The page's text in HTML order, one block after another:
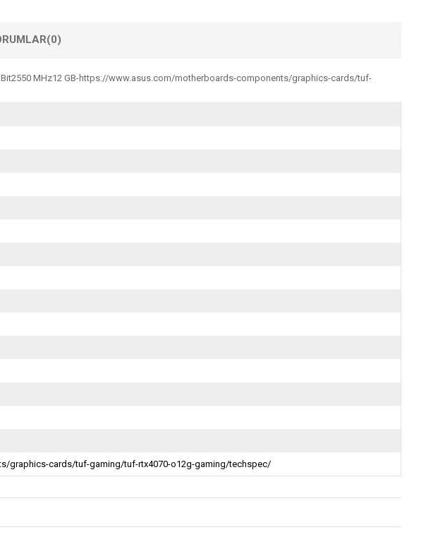
(0)
Bit2550 MHz12 GB-https://www.asus.com/motherboards-components/graphics-cards/tuf-
graphics-cards/tuf-gaming/tuf-rtx4070-o12g-gaming/techspec/